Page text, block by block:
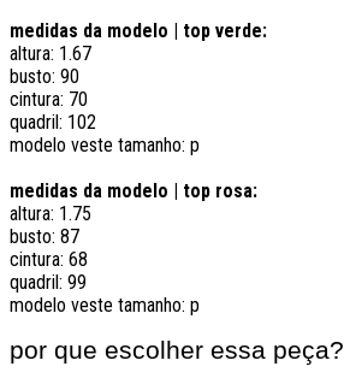
medidas da modelo | top verde:
altura: 1.67
busto: 90
cintura: 70
quadril: 102
modelo veste tamanho: p
medidas da modelo | top rosa:
altura: 1.75
busto: 87
cintura: 68
quadril: 99
modelo veste tamanho: p
por que escolher essa peça?